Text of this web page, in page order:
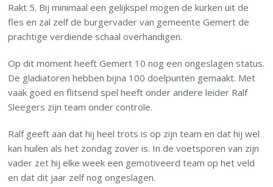
Rakt 5. Bij minimaal een gelijkspel mogen de kurken uit de
fles en zal zelf de burgervader van gemeente Gemert de
prachtige verdiende schaal overhandigen.
Op dit moment heeft Gemert 10 nog een ongeslagen status.
De gladiatoren hebben bijna 100 doelpunten gemaakt. Met
vaak goed en flitsend spel heeft onder andere leider Ralf
Sleegers zijn team onder controle.
Ralf geeft aan dat hij heel trots is op zijn team en dat hij wel
kan huilen als het zondag zover is. In de voetsporen van zijn
vader zet hij elke week een gemotiveerd team op het veld
en dat dit jaar zelf nog ongeslagen.